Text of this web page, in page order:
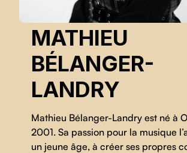
MATHIEU
BÉLANGER-
LANDRY
Mathieu Bélanger-Landry est né à
2001. Sa passion pour la musique
un jeune âge, à créer ses propres